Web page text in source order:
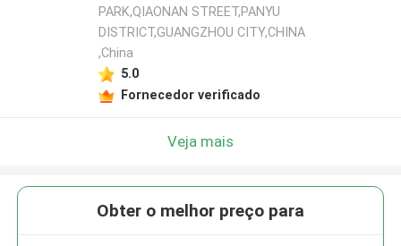
PARK,QIAONAN STREET,PANYU
DISTRICT,GUANGZHOU CITY,CHINA
,China
5.0
Fornecedor verificado
Veja mais
Obter o melhor preço para